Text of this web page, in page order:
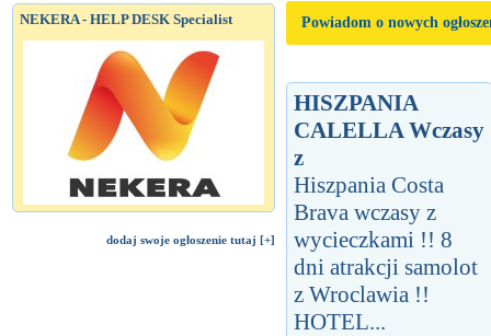
NEKERA - HELP DESK Specialist
dodaj swoje ogłoszenie tutaj [+]
Powiadom o nowych
HISZPANIA
CALELLA Wczasy
z
Hiszpania Costa
Brava wczasy z
wycieczkami !! 8
dni atrakcji samolot
z Wroclawia !!
HOTEL...